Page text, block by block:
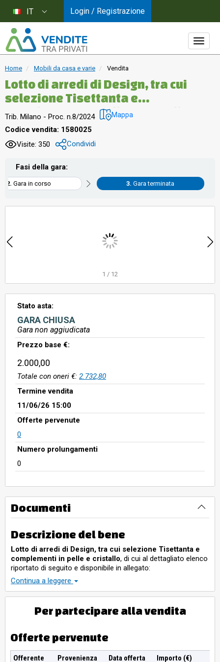
Home Mobili da casa e varie Vendita
Lotto di arredi di Design, tra cui
selezione Tisettanta e
complementi in pelle e cristallo
Trib. Milano - Proc. n.8/2024 Mappa
Codice vendita: 1580025
Visite: 350
Condividi
Fasi della gara:
Gara in corso Gara terminata
1 / 12
Stato asta:
GARA CHIUSA
Gara non aggiudicata
Prezzo base €:
2.000,00
Totale con oneri €: 2.732,80
Termine vendita
11/06/26 15:00
Offerte pervenute
0
Numero prolungamenti
0
Documenti
Descrizione del bene
Lotto di arredi di Design, tra cui selezione Tisettanta e
complementi in pelle e cristallo, di cui al dettagliato elenco
riportato di seguito e disponibile in allegato:
1. Libreria Tisettanta legno, in buono stato (senza
contenuto) - misure: Profondità (P) 40 cm, Altezza (h)
240 cm, Lunghezza (L) 340 cm;
2. Divanetto bianco ecopelle in buono stato - misure:
Profondità (P) 70 cm, Altezza (h) 65 cm, Lunghezza (L)
3. Divanetto nero pelle Hi Tech Milano in discreto stato
- misure: Profondità (P) 70 cm, Altezza (h) 60 cm,
Lunghezza (L) 130 cm;
Continua a leggere
Per partecipare alla vendita
Offerte pervenute
Offerente Provenienza Data offerta
Importo (€)
IT Login / Registrazione